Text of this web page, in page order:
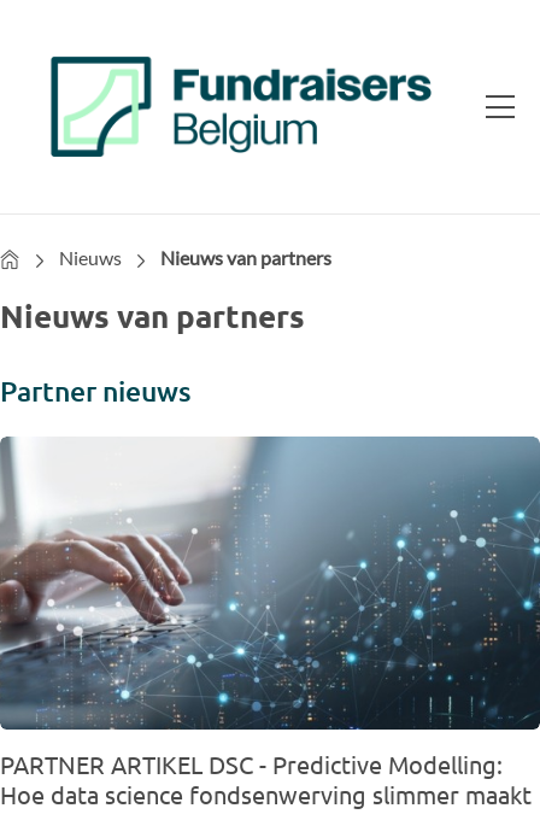
HomeNieuws Nieuws van partners
Nieuws van partners
Partner nieuws
PARTNER ARTIKEL DSC - Predictive Modelling:
Hoe data science fondsenwerving slimmer maakt